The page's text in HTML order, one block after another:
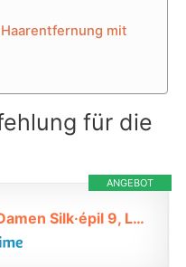
mit
für die
ANGEBOT
Braun Epilierer Damen Silk·épil 9, Ladyshaver, Wasserdicht, 9-041, Silber*